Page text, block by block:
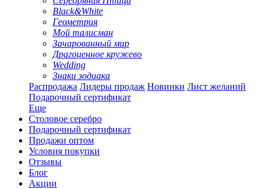
Black&White
Геометрия
Мой талисман
Зачарованный мир
Драгоценное кружево
Wedding
Знаки зодиака
Распродажа Лидеры продаж Новинки Лист желаний
Подарочный сертификат
Еще
Столовое серебро
Подарочный сертификат
Продажи оптом
Условия покупки
Отзывы
Блог
Акции